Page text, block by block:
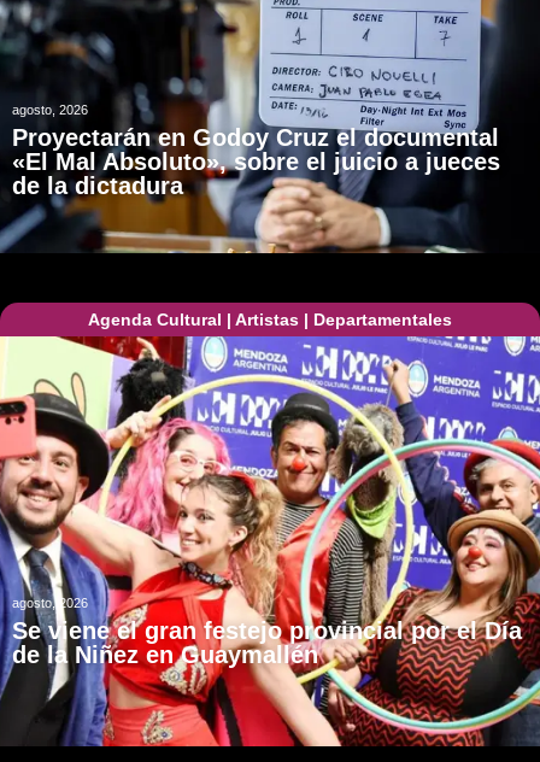
agosto, 2026
Proyectarán en Godoy Cruz el documental
«El Mal Absoluto», sobre el juicio a jueces
de la dictadura
Agenda Cultural | Artistas | Departamentales
agosto, 2026
Se viene el gran festejo provincial por el Día
de la Niñez en Guaymallén